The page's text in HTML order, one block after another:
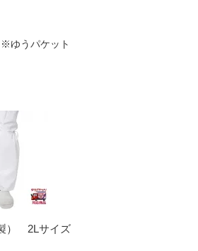
ゆうパケット
） 2Lサイズ